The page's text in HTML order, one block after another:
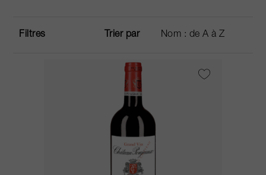
Filtres Trier par